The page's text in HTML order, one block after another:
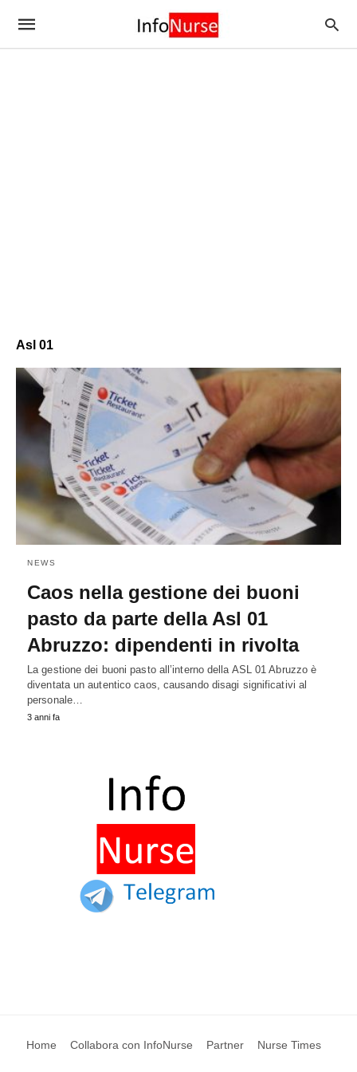
Asl 01
NEWS
Caos nella gestione dei buoni
pasto da parte della Asl 01
Abruzzo: dipendenti in rivolta
La gestione dei buoni pasto all’interno della ASL 01 Abruzzo è
diventata un autentico caos, causando disagi significativi al
personale…
3 anni fa
Home Collabora con InfoNurse Partner Nurse Times